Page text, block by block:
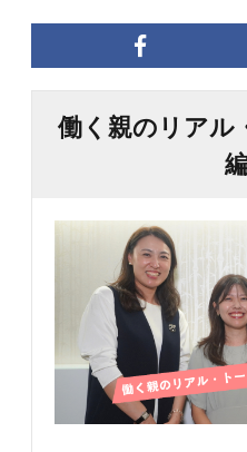
働く親のリアル